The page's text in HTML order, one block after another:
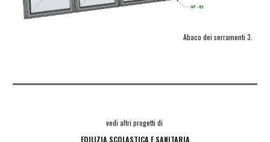
Abaco dei serramenti 3.
vedi altri progetti di
EDILIZIA SCOLASTICA E SANITARIA